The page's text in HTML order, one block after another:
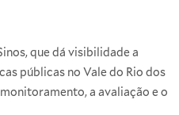
que dá visibilidade a
públicas no Vale do Rio dos
a avaliação e o